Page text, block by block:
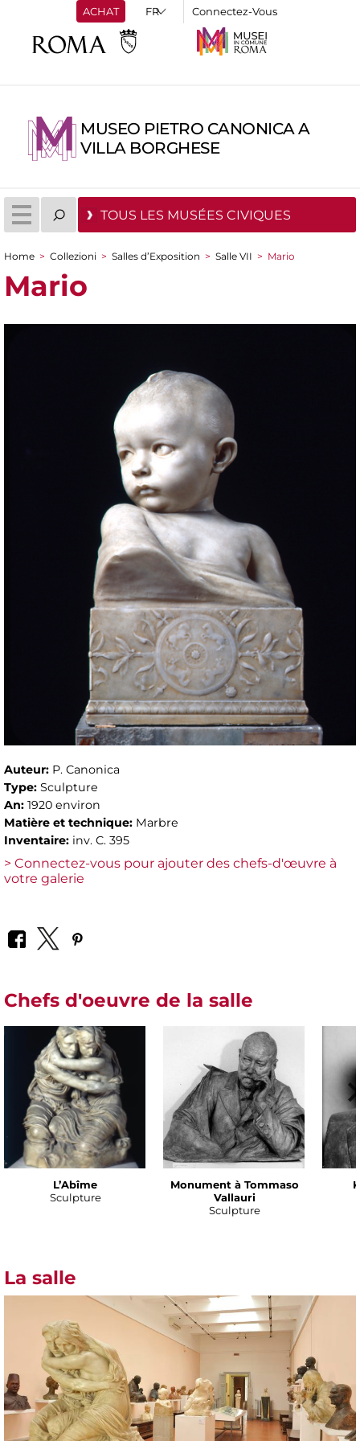
ACHAT Connectez-Vous
MUSEO PIETRO CANONICA A
VILLA BORGHESE
TOUS LES MUSÉES CIVIQUES
You are here
Home > Collezioni > Salles d’Exposition > Salle VII > Mario
Mario
Auteur: P. Canonica
Type: Sculpture
An: 1920 environ
Matière et technique: Marbre
Inventaire: inv. C. 395
> Connectez-vous pour ajouter des chefs-d'œuvre à
votre galerie
Chefs d'oeuvre de la salle
L’Abîme
Sculpture
Monument à Tommaso
Vallauri
Sculpture
La salle